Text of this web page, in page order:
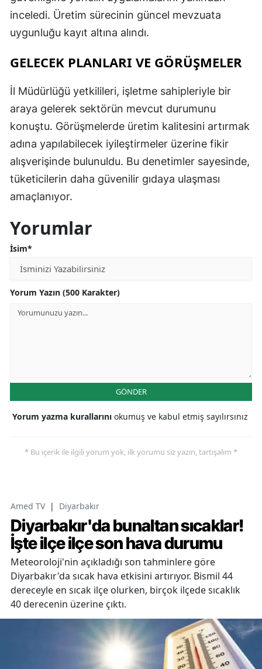
inceledi. Üretim sürecinin güncel mevzuata
uygunluğu kayıt altına alındı.
GELECEK PLANLARI VE GÖRÜŞMELER
İl Müdürlüğü yetkilileri, işletme sahipleriyle bir
araya gelerek sektörün mevcut durumunu
konuştu. Görüşmelerde üretim kalitesini artırmak
adına yapılabilecek iyileştirmeler üzerine fikir
alışverişinde bulunuldu. Bu denetimler sayesinde,
tüketicilerin daha güvenilir gıdaya ulaşması
amaçlanıyor.
Yorumlar
İsim*
Yorum Yazın (500 Karakter)
GÖNDER
Yorum yazma kurallarını okumuş ve kabul etmiş sayılırsınız
* Bu içerik ile ilgili yorum yok, ilk yorumu siz yazın, tartışalım *
Amed TV | Diyarbakır
Diyarbakır'da bunaltan sıcaklar!
İşte ilçe ilçe son hava durumu
Meteoroloji'nin açıkladığı son tahminlere göre
Diyarbakır'da sıcak hava etkisini artırıyor. Bismil 44
dereceyle en sıcak ilçe olurken, birçok ilçede sıcaklık
40 derecenin üzerine çıktı.